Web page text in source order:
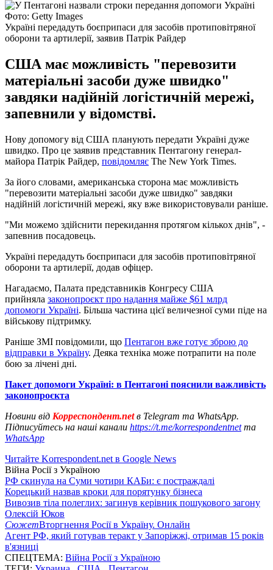
Фото: Getty Images
Україні передадуть боєприпаси для засобів протиповітряної
оборони та артилерії, заявив Патрік Райдер
США має можливість "перевозити
матеріальні засоби дуже швидко"
завдяки надійній логістичній мережі,
запевнили у відомстві.
Нову допомогу від США планують передати Україні дуже
швидко. Про це заявив представник Пентагону генерал-
майора Патрік Райдер, повідомляє The New York Times.
За його словами, американська сторона має можливість
"перевозити матеріальні засоби дуже швидко" завдяки
надійній логістичній мережі, яку вже використовували раніше.
"Ми можемо здійснити перекидання протягом кількох днів", -
запевнив посадовець.
Україні передадуть боєприпаси для засобів протиповітряної
оборони та артилерії, додав офіцер.
Нагадаємо, Палата представників Конгресу США
прийняла законопроєкт про надання майже $61 млрд
допомоги Україні. Більша частина цієї величезної суми піде на
військову підтримку.
Раніше ЗМІ повідомили, що Пентагон вже готує зброю до
відправки в Україну. Деяка техніка може потрапити на поле
бою за лічені дні.
Пакет допомоги Україні: в Пентагоні пояснили важливість
законопроєкта
Новини від Корреспондент.netв Telegram та WhatsApp.
Підписуйтесь на наші канали https://t.me/korrespondentnetта
WhatsApp
Читайте Korrespondent.net в Google News
Війна Росії з Україною
РФ скинула на Суми чотири КАБи: є постраждалі
Корецький назвав кроки для порятунку бізнеса
Вивозив тіла полеглих: загинув керівник пошукового загону
Олексій Юков
СюжетВторгнення Росії в Україну. Онлайн
Агент РФ, який готував теракт у Запоріжжі, отримав 15 років
в'язниці
СПЕЦТЕМА: Війна Росії з Україною